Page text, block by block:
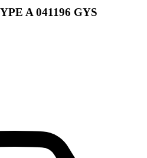
A 041196 GYS